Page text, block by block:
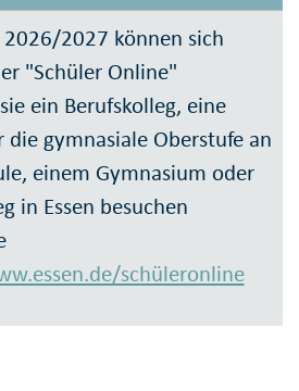
2026/2027 können sich
"Schüler Online"
ein Berufskolleg, eine
die gymnasiale Oberstufe an
einem Gymnasium oder
in Essen besuchen
schüleronline